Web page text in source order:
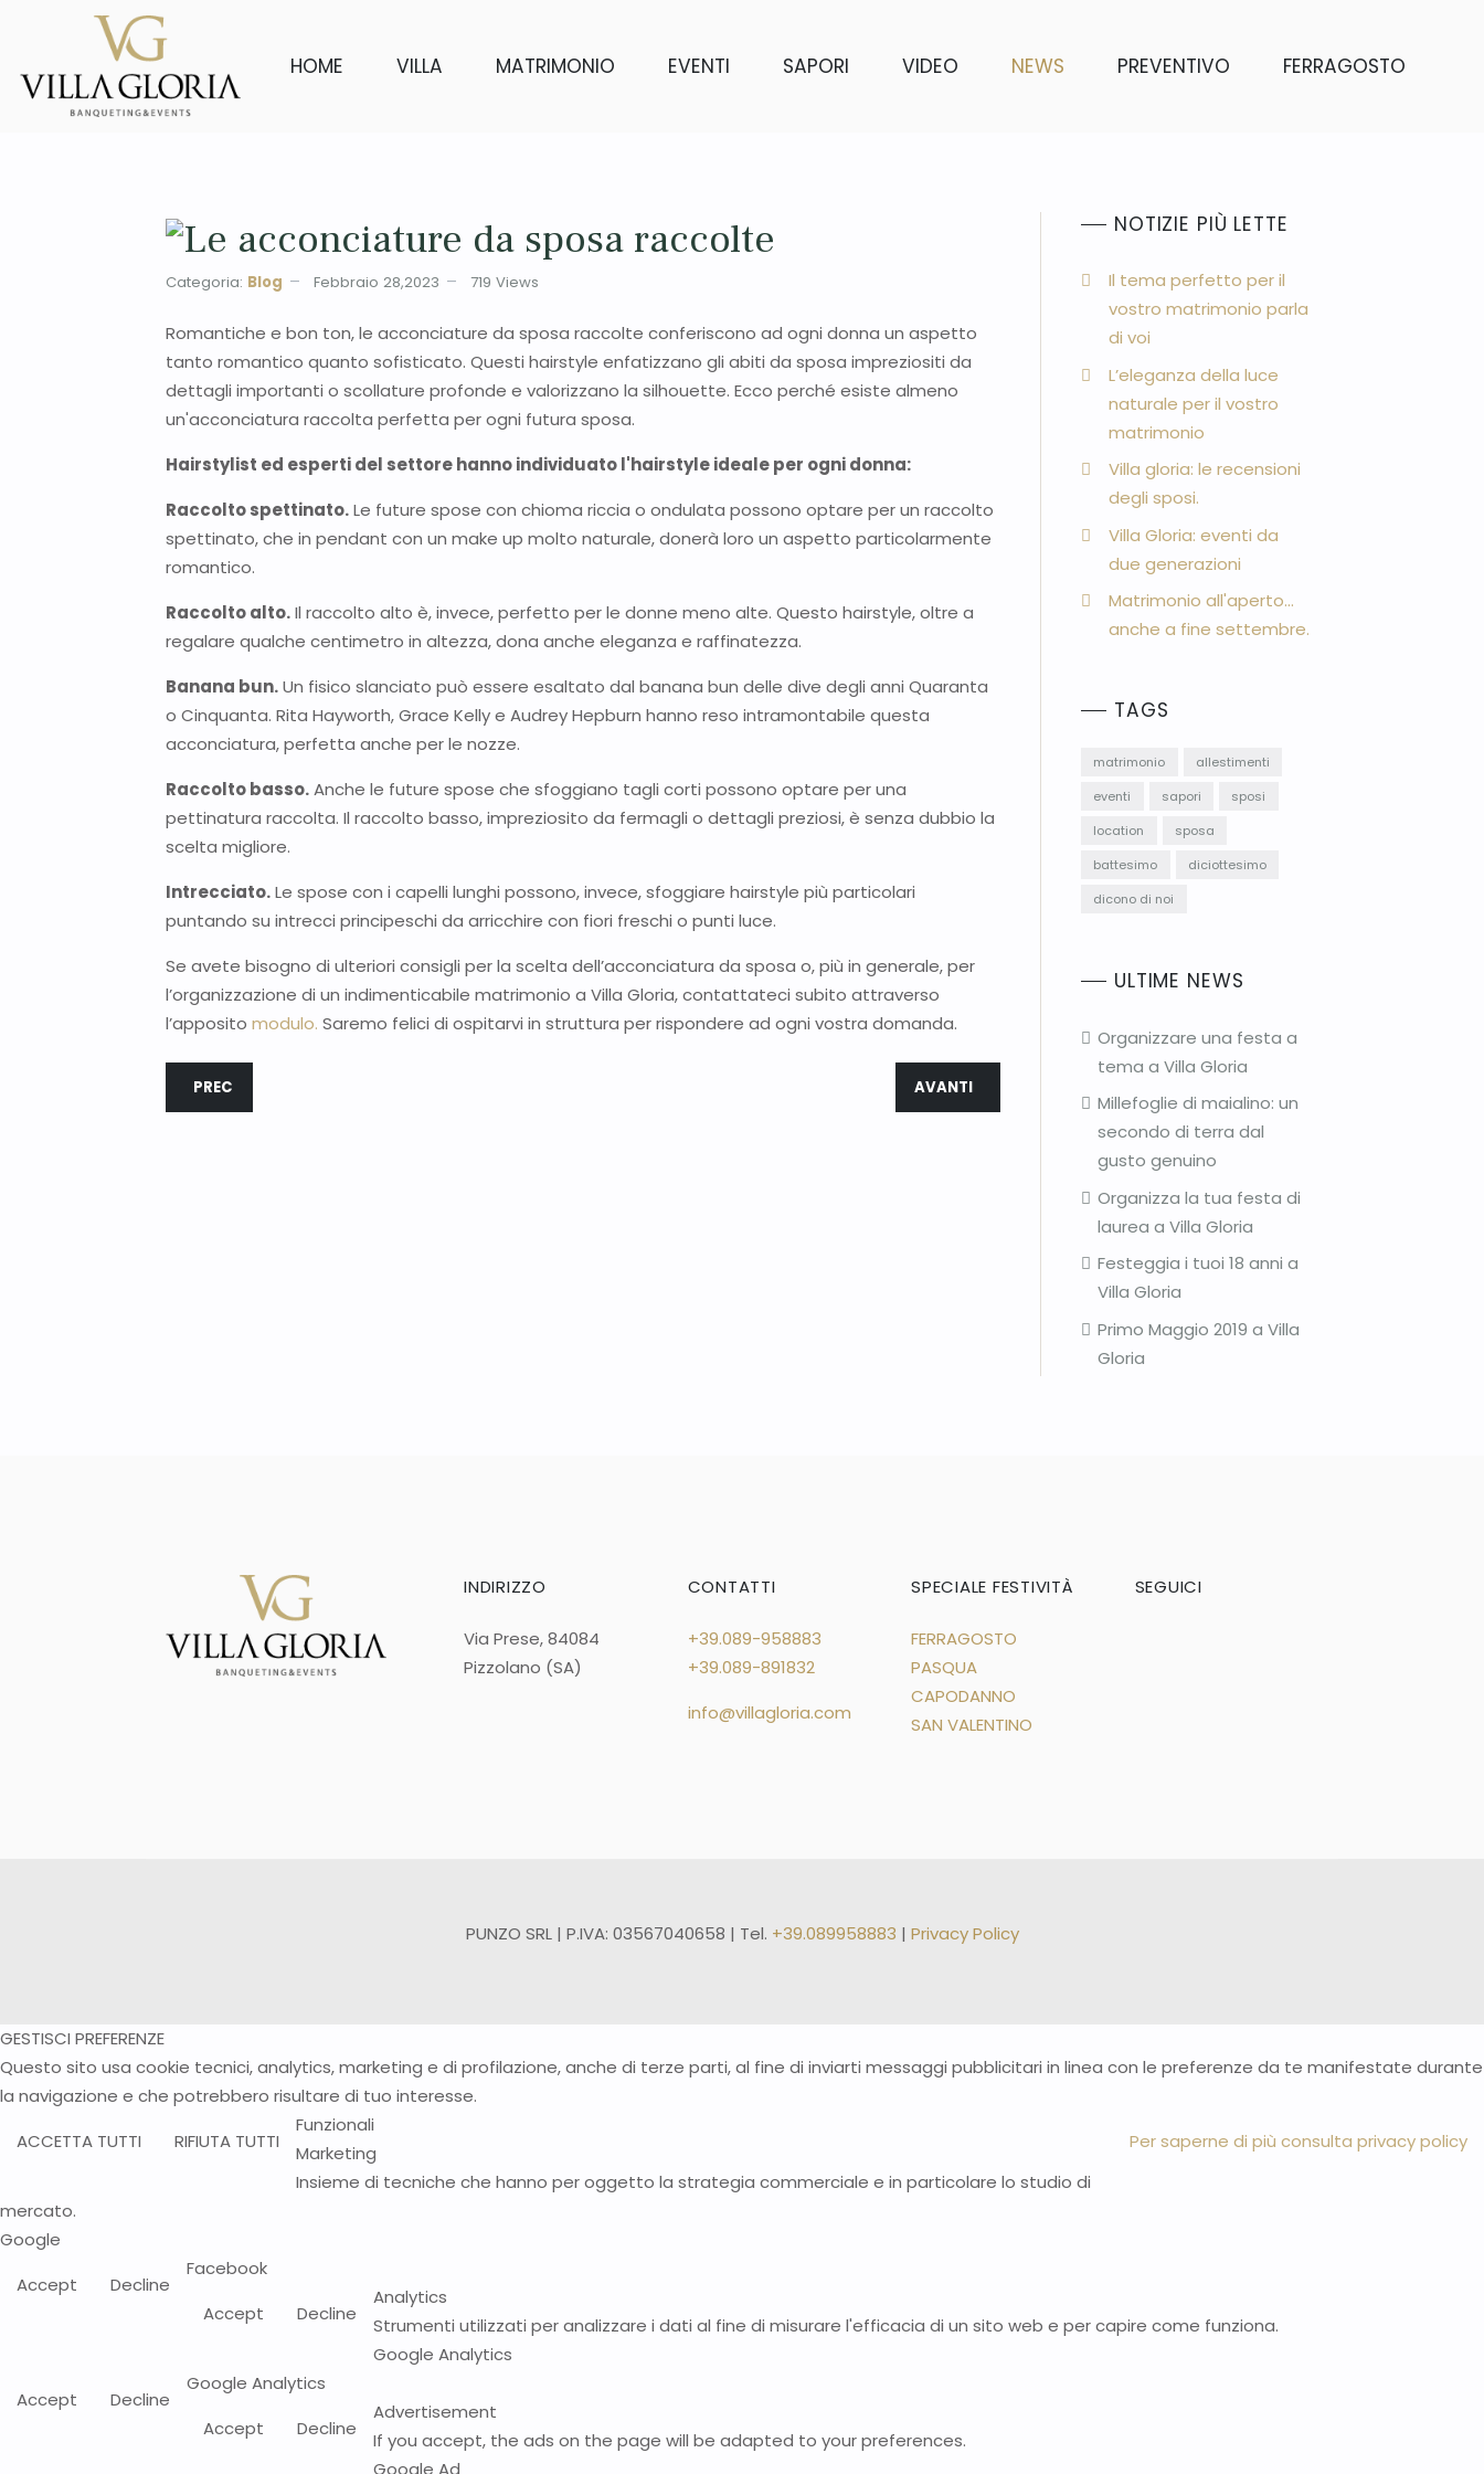
HOME VILLA MATRIMONIO EVENTI SAPORI VIDEO NEWS PREVENTIVO FERRAGOSTO
Le acconciature da sposa raccolte
Categoria: Blog Febbraio 28,2023 719 Views
Romantiche e bon ton, le acconciature da sposa raccolte conferiscono ad ogni donna un aspetto
tanto romantico quanto sofisticato. Questi hairstyle enfatizzano gli abiti da sposa impreziositi da
dettagli importanti o scollature profonde e valorizzano la silhouette. Ecco perché esiste almeno
un'acconciatura raccolta perfetta per ogni futura sposa.
Hairstylist ed esperti del settore hanno individuato l'hairstyle ideale per ogni donna:
Raccolto spettinato.Le future spose con chioma riccia o ondulata possono optare per un raccolto
spettinato, che in pendant con un make up molto naturale, donerà loro un aspetto particolarmente
romantico.
Raccolto alto.Il raccolto alto è, invece, perfetto per le donne meno alte. Questo hairstyle, oltre a
regalare qualche centimetro in altezza, dona anche eleganza e raffinatezza.
Banana bun.Un fisico slanciato può essere esaltato dal banana bun delle dive degli anni Quaranta
o Cinquanta. Rita Hayworth, Grace Kelly e Audrey Hepburn hanno reso intramontabile questa
acconciatura, perfetta anche per le nozze.
Raccolto basso.Anche le future spose che sfoggiano tagli corti possono optare per una
pettinatura raccolta. Il raccolto basso, impreziosito da fermagli o dettagli preziosi, è senza dubbio la
scelta migliore.
Intrecciato.Le spose con i capelli lunghi possono, invece, sfoggiare hairstyle più particolari
puntando su intrecci principeschi da arricchire con fiori freschi o punti luce.
Se avete bisogno di ulteriori consigli per la scelta dell’acconciatura da sposa o, più in generale, per
l’organizzazione di un indimenticabile matrimonio a Villa Gloria, contattateci subito attraverso
l’apposito modulo. Saremo felici di ospitarvi in struttura per rispondere ad ogni vostra domanda.
ARTICOLO PRECEDENTE: PERCHÉ SCEGLIERE IL TAVOLO IMPERIALE DI MATRIMONIO
PREC ARTICOLO SUCCESSIVO: PERSONALIZZARE L’ABITO SPOSA CON I BOTTONI
AVANTI
NOTIZIE PIÙ LETTE
Il tema perfetto per il
vostro matrimonio parla
di voi
L’eleganza della luce
naturale per il vostro
matrimonio
Villa gloria: le recensioni
degli sposi.
Villa Gloria: eventi da
due generazioni
Matrimonio all'aperto...
anche a fine settembre.
TAGS
matrimonio
allestimenti
eventi
sapori
sposi
location
sposa
battesimo
diciottesimo
dicono di noi
ULTIME NEWS
Organizzare una festa a
tema a Villa Gloria
Millefoglie di maialino: un
secondo di terra dal
gusto genuino
Organizza la tua festa di
laurea a Villa Gloria
Festeggia i tuoi 18 anni a
Villa Gloria
Primo Maggio 2019 a Villa
Gloria
INDIRIZZO
Via Prese, 84084
Pizzolano (SA)
CONTATTI
+39.089-958883
+39.089-891832
info@villagloria.com
SPECIALE FESTIVITÀ
FERRAGOSTO
PASQUA
CAPODANNO
SAN VALENTINO
SEGUICI
PUNZO SRL | P.IVA: 03567040658 | Tel. +39.089958883 | Privacy Policy
GESTISCI PREFERENZE
Questo sito usa cookie tecnici, analytics, marketing e di profilazione, anche di terze parti, al fine di inviarti messaggi pubblicitari in linea con le preferenze da te manifestate durante
la navigazione e che potrebbero risultare di tuo interesse.
ACCETTA TUTTI
RIFIUTA TUTTI Per saperne di più consulta privacy policy
Funzionali
Marketing
Insieme di tecniche che hanno per oggetto la strategia commerciale e in particolare lo studio di
mercato.
Google
Accept
Decline
Facebook
Accept
Decline
Analytics
Strumenti utilizzati per analizzare i dati al fine di misurare l'efficacia di un sito web e per capire come funziona.
Google Analytics
Accept
Decline
Google Analytics
Accept
Decline
Advertisement
If you accept, the ads on the page will be adapted to your preferences.
Google Ad